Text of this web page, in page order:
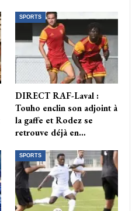
SPORTS
DIRECT RAF-Laval :
Touho enclin son adjoint à
la gaffe et Rodez se
retrouve déjà en…
SPORTS